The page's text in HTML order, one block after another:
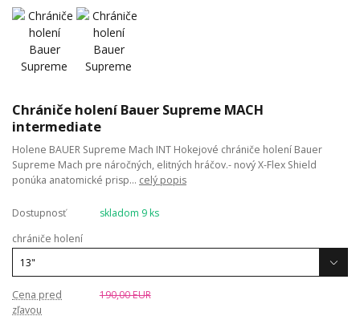
Chrániče holení Bauer Supreme MACH
intermediate
Holene BAUER Supreme Mach INT Hokejové chrániče holení Bauer
Supreme Mach pre náročných, elitných hráčov.- nový X-Flex Shield
ponúka anatomické prisp... celý popis
Dostupnosť
skladom 9 ks
chrániče holení
Cena pred
zľavou
190,00 EUR